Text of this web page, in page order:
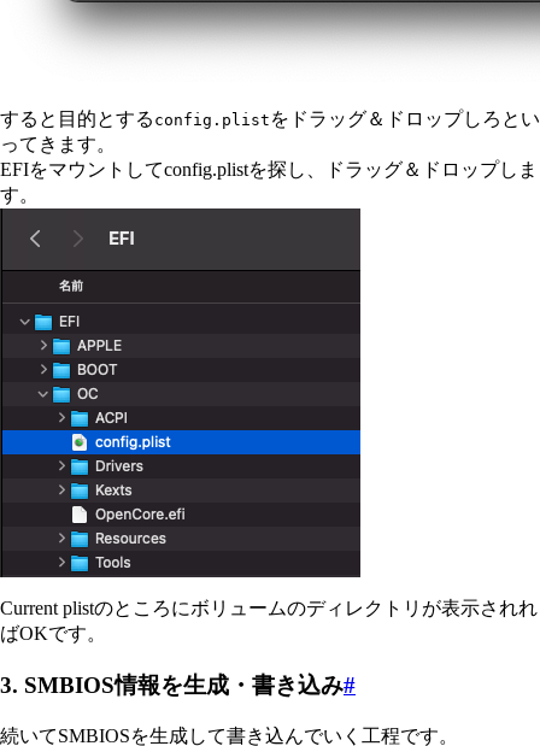
すると目的とする config.plist をドラッグ＆ドロップしろとい
ってきます。
EFIをマウントしてconfig.plistを探し、ドラッグ＆ドロップしま
す。
Current plistのところにボリュームのディレクトリが表示されれ
ばOKです。
3. SMBIOS情報を生成・書き込み#
続いてSMBIOSを生成して書き込んでいく工程です。